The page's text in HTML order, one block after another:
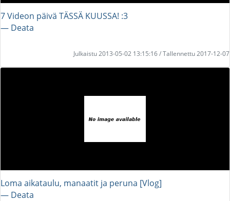
7 Videon päivä TÄSSÄ KUUSSA! :3
― Deata
Julkaistu 2013-05-02 13:15:16 / Tallennettu 2017-12-07
Loma aikataulu, manaatit ja peruna [Vlog]
― Deata